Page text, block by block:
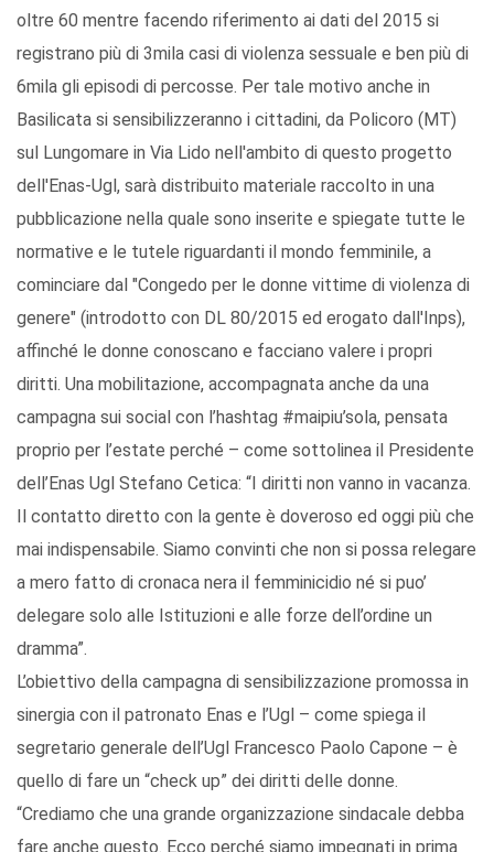
oltre 60 mentre facendo riferimento ai dati del 2015 si
registrano più di 3mila casi di violenza sessuale e ben più di
6mila gli episodi di percosse. Per tale motivo anche in
Basilicata si sensibilizzeranno i cittadini, da Policoro (MT)
sul Lungomare in Via Lido nell'ambito di questo progetto
dell'Enas-Ugl, sarà distribuito materiale raccolto in una
pubblicazione nella quale sono inserite e spiegate tutte le
normative e le tutele riguardanti il mondo femminile, a
cominciare dal "Congedo per le donne vittime di violenza di
genere" (introdotto con DL 80/2015 ed erogato dall'Inps),
affinché le donne conoscano e facciano valere i propri
diritti. Una mobilitazione, accompagnata anche da una
campagna sui social con l’hashtag #maipiu’sola, pensata
proprio per l’estate perché – come sottolinea il Presidente
dell’Enas Ugl Stefano Cetica: “I diritti non vanno in vacanza.
Il contatto diretto con la gente è doveroso ed oggi più che
mai indispensabile. Siamo convinti che non si possa relegare
a mero fatto di cronaca nera il femminicidio né si puo’
delegare solo alle Istituzioni e alle forze dell’ordine un
dramma”.
L’obiettivo della campagna di sensibilizzazione promossa in
sinergia con il patronato Enas e l’Ugl – come spiega il
segretario generale dell’Ugl Francesco Paolo Capone – è
quello di fare un “check up” dei diritti delle donne.
“Crediamo che una grande organizzazione sindacale debba
fare anche questo. Ecco perché siamo impegnati in prima